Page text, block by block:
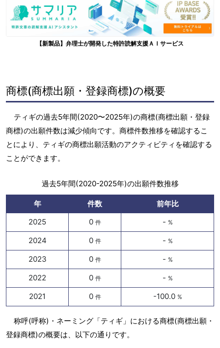
【新製品】弁理士が開発した特許読解支援ＡＩサービス
商標(商標出願・登録商標)の概要
ティギの過去5年間(2020〜2025年)の商標(商標出願・登録
商標)の出願件数は減少傾向です。商標件数推移を確認するこ
とにより、ティギの商標出願活動のアクティビティを確認する
ことができます。
過去5年間(2020-2025年)の出願件数推移
年 件数
前年比
2025
0 件 - %
2024 0 件 - %
2023 0 件 - %
2022 0 件 - %
2021 0 件 -100.0 %
称呼(呼称)・ネーミング「ティギ」における商標(商標出願・
登録商標)の概要は、以下の通りです。